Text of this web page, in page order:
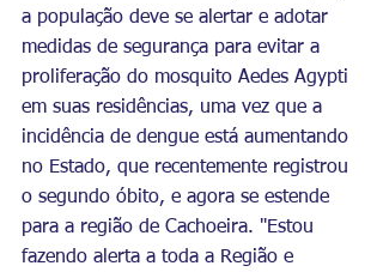
a população deve se alertar e adotar
medidas de segurança para evitar a
proliferação do mosquito Aedes Agypti
em suas residências, uma vez que a
incidência de dengue está aumentando
no Estado, que recentemente registrou
o segundo óbito, e agora se estende
para a região de Cachoeira. "Estou
fazendo alerta a toda a Região e